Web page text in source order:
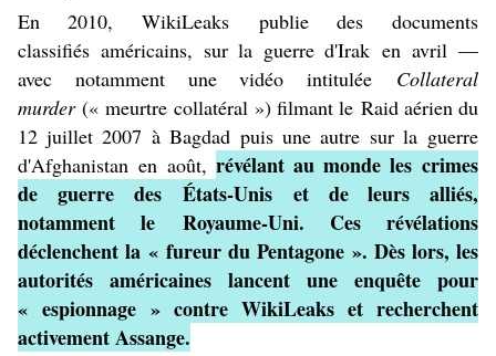
En 2010,WikiLeaks publie desdocuments
classifiés américains, sur la guerre d'Irak en avril—
avec notamment une vidéo intitulée Collateral
murder(« meurtre collatéral ») filmant le Raid aérien du
12 juillet 2007 à Bagdadpuis une autre sur la guerre
d'Afghanistan en août, révélant au monde les crimes
de guerredesÉtats-Unis et de leurs alliés,
notamment le Royaume-Uni. Ces révélations
déclenchent la « fureur duPentagone ». Dès lors, les
autorités américaines lancent une enquête pour
« espionnage » contre WikiLeaks et recherchent
activement Assange.